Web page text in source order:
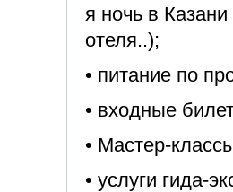
я ночь в
отеля..);
• питание по
• входные
• Мастер-
• услуги гида-